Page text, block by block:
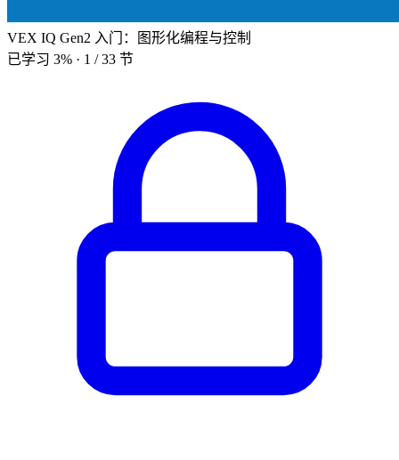
VEX IQ Gen2 入门：图形化编程与控制
已学习 3% · 1 / 33 节